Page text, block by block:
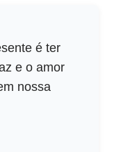
é ter
e o amor
nossa